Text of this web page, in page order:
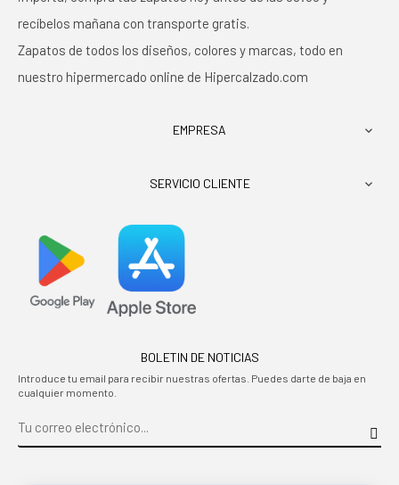
recíbelos mañana con transporte gratis.
Zapatos de todos los diseños, colores y marcas, todo en
nuestro hipermercado online de Hipercalzado.com
EMPRESA 
SERVICIO CLIENTE 
BOLETIN DE NOTICIAS
Introduce tu email para recibir nuestras ofertas. Puedes darte de baja en
cualquier momento.